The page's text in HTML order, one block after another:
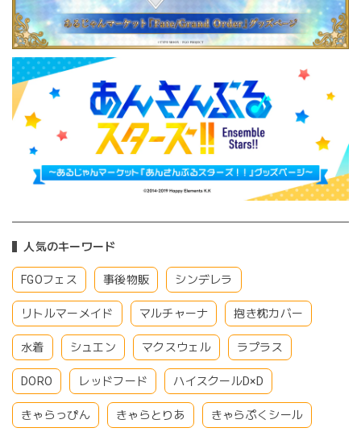
人気のキーワード
FGOフェス 事後物販 シンデレラ
リトルマーメイド マルチャーナ 抱き枕カバー
水着 シュエン マクスウェル ラプラス
DORO レッドフード ハイスクールD×D
きゃらっぴん きゃらとりあ きゃらぷくシール